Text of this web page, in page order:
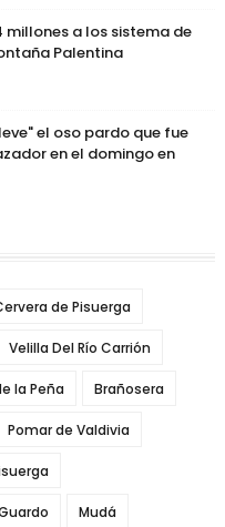
millones a los sistema de
Palentina
el oso pardo que fue
en el domingo en
de Pisuerga
Velilla Del Río Carrión
la Peña Brañosera
Pomar de Valdivia
Mudá